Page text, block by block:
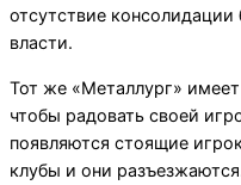
отсутствие консолидации
власти.
Тот же «Металлург»
чтобы радовать своей
появляются стоящие
клубы и они